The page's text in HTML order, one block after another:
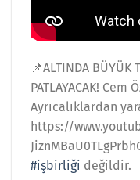
📌ALTINDA BÜYÜK
PATLAYACAK!
Ayrıcalıklardan
https://
#işbirliği değildir.